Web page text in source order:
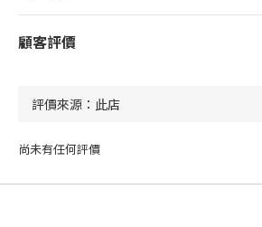
顧客評價
尚未有任何評價